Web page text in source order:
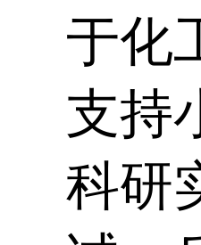
于化
支持
科研